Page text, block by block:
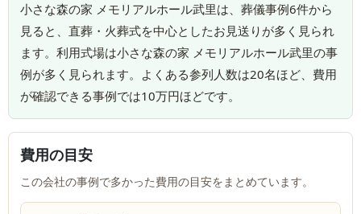
小さな森の家 メモリアルホール武里は、葬儀事例6件から
見ると、直葬・火葬式を中心としたお見送りが多く見られ
ます。利用式場は小さな森の家 メモリアルホール武里の事
例が多く見られます。よくある参列人数は20名ほど、費用
が確認できる事例では10万円ほどです。
費用の目安
この会社の事例で多かった費用の目安をまとめています。